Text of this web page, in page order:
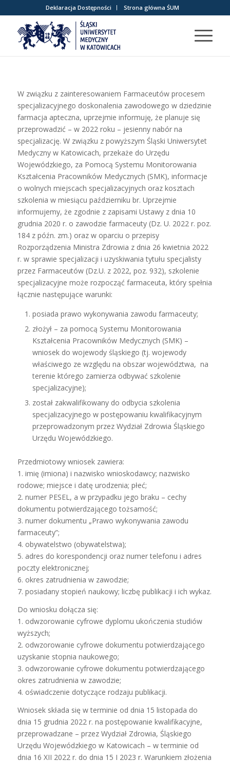
Deklaracja Dostępności Strona główna ŚUM
W związku z zainteresowaniem Farmaceutów procesem
specjalizacyjnego doskonalenia zawodowego w dziedzinie
farmacja apteczna, uprzejmie informuję, że planuje się
przeprowadzić – w 2022 roku – jesienny nabór na
specjalizację. W związku z powyższym Śląski Uniwersytet
Medyczny w Katowicach, przekaże do Urzędu
Wojewódzkiego, za Pomocą Systemu Monitorowania
Kształcenia Pracowników Medycznych (SMK), informacje
o wolnych miejscach specjalizacyjnych oraz kosztach
szkolenia w miesiącu październiku br. Uprzejmie
informujemy, że zgodnie z zapisami Ustawy z dnia 10
grudnia 2020 r. o zawodzie farmaceuty (Dz. U. 2022 r. poz.
184 z późn. zm.) oraz w oparciu o przepisy
Rozporządzenia Ministra Zdrowia z dnia 26 kwietnia 2022
r. w sprawie specjalizacji i uzyskiwania tytułu specjalisty
przez Farmaceutów (Dz.U. z 2022, poz. 932), szkolenie
specjalizacyjne może rozpocząć farmaceuta, który spełnia
łącznie następujące warunki:
posiada prawo wykonywania zawodu farmaceuty;
złożył – za pomocą Systemu Monitorowania
Kształcenia Pracowników Medycznych (SMK) –
wniosek do wojewody śląskiego (tj. wojewody
właściwego ze względu na obszar województwa, na
terenie którego zamierza odbywać szkolenie
specjalizacyjne);
został zakwalifikowany do odbycia szkolenia
specjalizacyjnego w postępowaniu kwalifikacyjnym
przeprowadzonym przez Wydział Zdrowia Śląskiego
Urzędu Wojewódzkiego.
Przedmiotowy wniosek zawiera:
1. imię (imiona) i nazwisko wnioskodawcy; nazwisko
rodowe; miejsce i datę urodzenia; płeć;
2. numer PESEL, a w przypadku jego braku – cechy
dokumentu potwierdzającego tożsamość;
3. numer dokumentu „Prawo wykonywania zawodu
farmaceuty”;
4. obywatelstwo (obywatelstwa);
5. adres do korespondencji oraz numer telefonu i adres
poczty elektronicznej;
6. okres zatrudnienia w zawodzie;
7. posiadany stopień naukowy; liczbę publikacji i ich wykaz.
Do wniosku dołącza się:
1. odwzorowanie cyfrowe dyplomu ukończenia studiów
wyższych;
2. odwzorowanie cyfrowe dokumentu potwierdzającego
uzyskanie stopnia naukowego;
3. odwzorowanie cyfrowe dokumentu potwierdzającego
okres zatrudnienia w zawodzie;
4. oświadczenie dotyczące rodzaju publikacji.
Wniosek składa się w terminie od dnia 15 listopada do
dnia 15 grudnia 2022 r. na postępowanie kwalifikacyjne,
przeprowadzane – przez Wydział Zdrowia, Śląskiego
Urzędu Wojewódzkiego w Katowicach – w terminie od
dnia 16 XII 2022 r. do dnia 15 I 2023 r. Warunkiem złożenia